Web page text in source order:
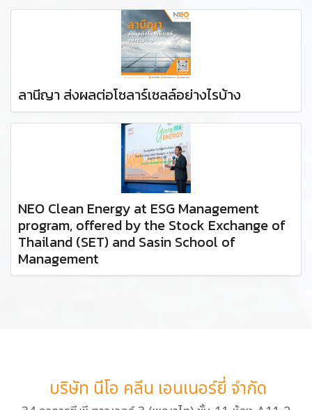
ลานีญา ส่งผลต่อโซลาร์เซลล์อย่างไรบ้าง
NEO Clean Energy at ESG Management
program, offered by the Stock Exchange of
Thailand (SET) and Sasin School of
Management
บริษัท นีโอ คลีน เอนเนอร์ยี่ จำกัด